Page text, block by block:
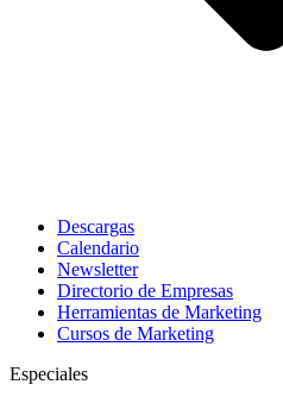
Descargas
Calendario
Newsletter
Directorio de Empresas
Herramientas de Marketing
Cursos de Marketing
Especiales